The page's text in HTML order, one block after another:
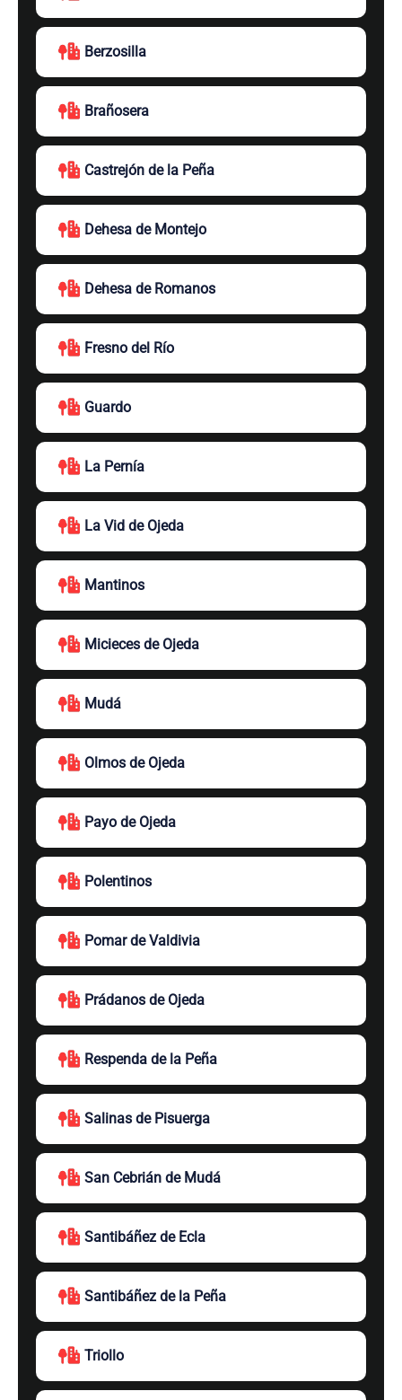
Berzosilla
Brañosera
Castrejón de la Peña
Dehesa de Montejo
Dehesa de Romanos
Fresno del Río
Guardo
La Pernía
La Vid de Ojeda
Mantinos
Micieces de Ojeda
Mudá
Olmos de Ojeda
Payo de Ojeda
Polentinos
Pomar de Valdivia
Prádanos de Ojeda
Respenda de la Peña
Salinas de Pisuerga
San Cebrián de Mudá
Santibáñez de Ecla
Santibáñez de la Peña
Triollo